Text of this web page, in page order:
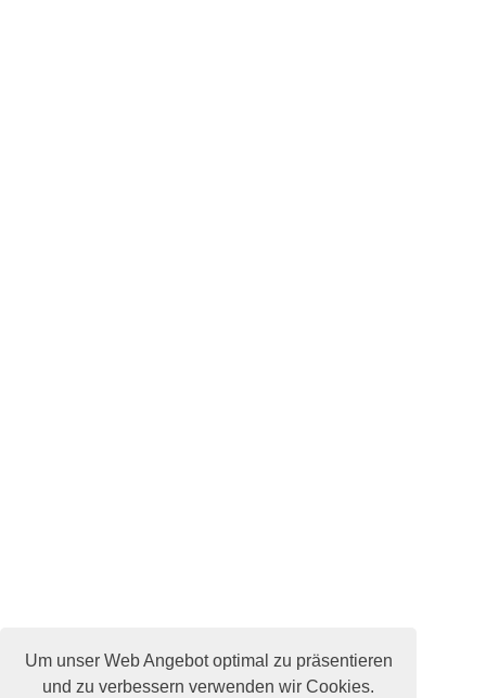
Um unser Web Angebot optimal zu präsentieren
und zu verbessern verwenden wir Cookies.